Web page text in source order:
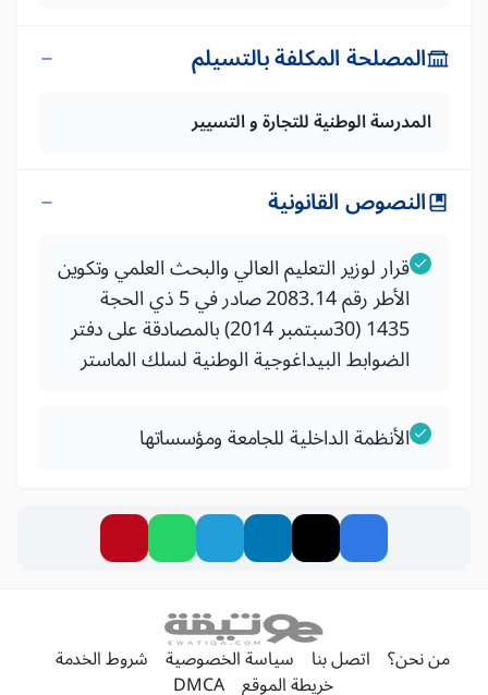
المصلحة المكلفة بالتسيلم
المدرسة الوطنية للتجارة و التسيير
النصوص القانونية
قرار لوزير التعليم العالي والبحث العلمي وتكوين
الأطر رقم 2083.14 صادر في 5 ذي الحجة
1435 (30سبتمبر 2014) بالمصادقة على دفتر
الضوابط البيداغوجية الوطنية لسلك الماستر
الأنظمة الداخلية للجامعة ومؤسساتها
من نحن؟ اتصل بنا سياسة الخصوصية شروط الخدمة
خريطة الموقع DMCA